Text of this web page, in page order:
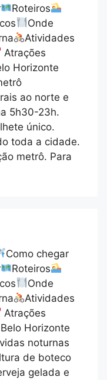
Roteiros
Onde
Atividades
Atrações
Horizonte
ao norte e
5h30-23h.
único.
toda a cidade.
metrô. Para
Como chegar
Roteiros
Onde
Atividades
Atrações
Horizonte
noturnas
de boteco
gelada e